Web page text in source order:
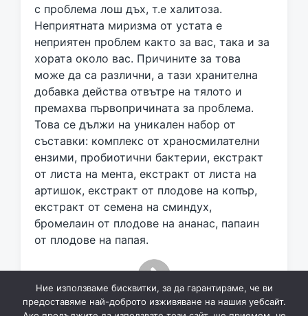
d
w
i
t
h
с проблема лош дъх, т.е халитоза.
Неприятната миризма от устата е
неприятен проблем както за вас, така и за
хората около вас. Причините за това
може да са различни, а тази хранителна
добавка действа отвътре на тялото и
премахва първопричината за проблема.
Това се дължи на уникален набор от
съставки: комплекс от храносмилателни
ензими, пробиотични бактерии, екстракт
от листа на мента, екстракт от листа на
артишок, екстракт от плодове на копър,
екстракт от семена на сминдух,
бромелаин от плодове на ананас, папаин
от плодове на папая.
Ние използваме бисквитки, за да гарантираме, че ви
предоставяме най-доброто изживяване на нашия уебсайт.